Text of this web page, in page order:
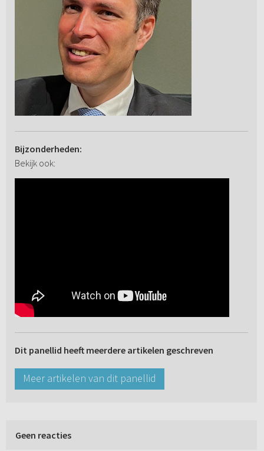
Bijzonderheden:
Bekijk ook:
Dit panellid heeft meerdere artikelen geschreven
Meer artikelen van dit panellid
Geen reacties